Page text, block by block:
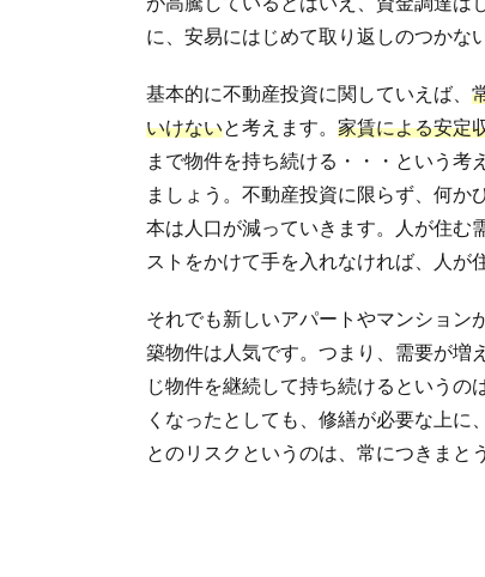
に、安易にはじめて取り返しのつかな
基本的に不動産投資に関していえば、
いけないと考えます。 家賃による安定
まで物件を持ち続ける・・・という考
ましょう。不動産投資に限らず、何か
本は人口が減っていきます。人が住む
ストをかけて手を入れなければ、人が
それでも新しいアパートやマンション
築物件は人気です。つまり、需要が増
じ物件を継続して持ち続けるという
くなったとしても、修繕が必要な上に
とのリスクというのは、常につきまと